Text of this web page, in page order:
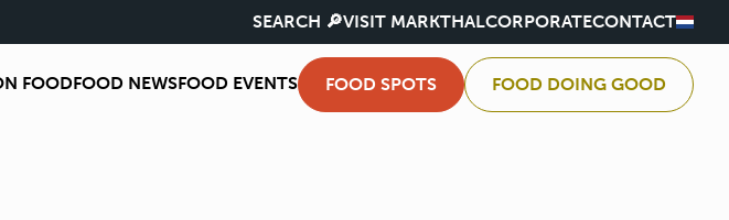
SEARCH 🔎VISIT MARKTHALCORPORATECONTACT
FOODFOOD NEWSFOOD EVENTS FOOD SPOTS FOOD DOING GOOD